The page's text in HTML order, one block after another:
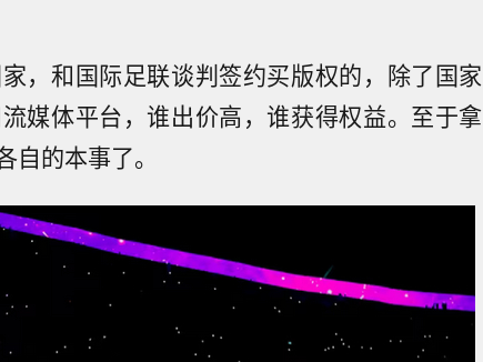
，和国际足联谈判签约买版权的，除了国家
媒体平台，谁出价高，谁获得权益。至于拿
的本事了。